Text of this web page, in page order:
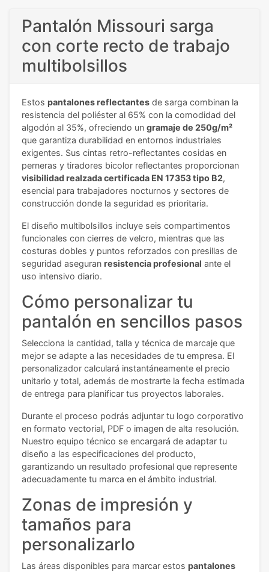
Pantalón Missouri sarga
con corte recto de trabajo
multibolsillos
Estos pantalones reflectantes de sarga combinan la
resistencia del poliéster al 65% con la comodidad del
algodón al 35%, ofreciendo un gramaje de 250g/m²
que garantiza durabilidad en entornos industriales
exigentes. Sus cintas retro-reflectantes cosidas en
perneras y tiradores bicolor reflectantes proporcionan
visibilidad realzada certificada EN 17353 tipo B2,
esencial para trabajadores nocturnos y sectores de
construcción donde la seguridad es prioritaria.
El diseño multibolsillos incluye seis compartimentos
funcionales con cierres de velcro, mientras que las
costuras dobles y puntos reforzados con presillas de
seguridad aseguran resistencia profesional ante el
uso intensivo diario.
Cómo personalizar tu
pantalón en sencillos pasos
Selecciona la cantidad, talla y técnica de marcaje que
mejor se adapte a las necesidades de tu empresa. El
personalizador calculará instantáneamente el precio
unitario y total, además de mostrarte la fecha estimada
de entrega para planificar tus proyectos laborales.
Durante el proceso podrás adjuntar tu logo corporativo
en formato vectorial, PDF o imagen de alta resolución.
Nuestro equipo técnico se encargará de adaptar tu
diseño a las especificaciones del producto,
garantizando un resultado profesional que represente
adecuadamente tu marca en el ámbito industrial.
Zonas de impresión y
tamaños para
personalizarlo
Las áreas disponibles para marcar estos pantalones